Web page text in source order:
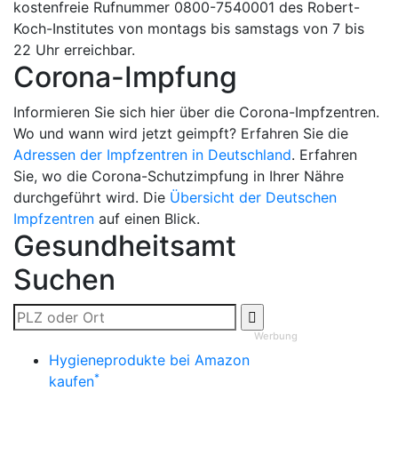
kostenfreie Rufnummer 0800-7540001 des Robert-
Koch-Institutes von montags bis samstags von 7 bis
22 Uhr erreichbar.
Corona-Impfung
Informieren Sie sich hier über die Corona-Impfzentren.
Wo und wann wird jetzt geimpft? Erfahren Sie die
Adressen der Impfzentren in Deutschland. Erfahren
Sie, wo die Corona-Schutzimpfung in Ihrer Nähre
durchgeführt wird. Die Übersicht der Deutschen
Impfzentren auf einen Blick.
Gesundheitsamt
Suchen
Werbung
Hygieneprodukte bei Amazon
kaufen*